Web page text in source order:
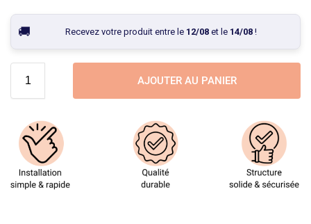
Recevez votre produit entre le 12/08et le 14/08!
AJOUTER AU PANIER